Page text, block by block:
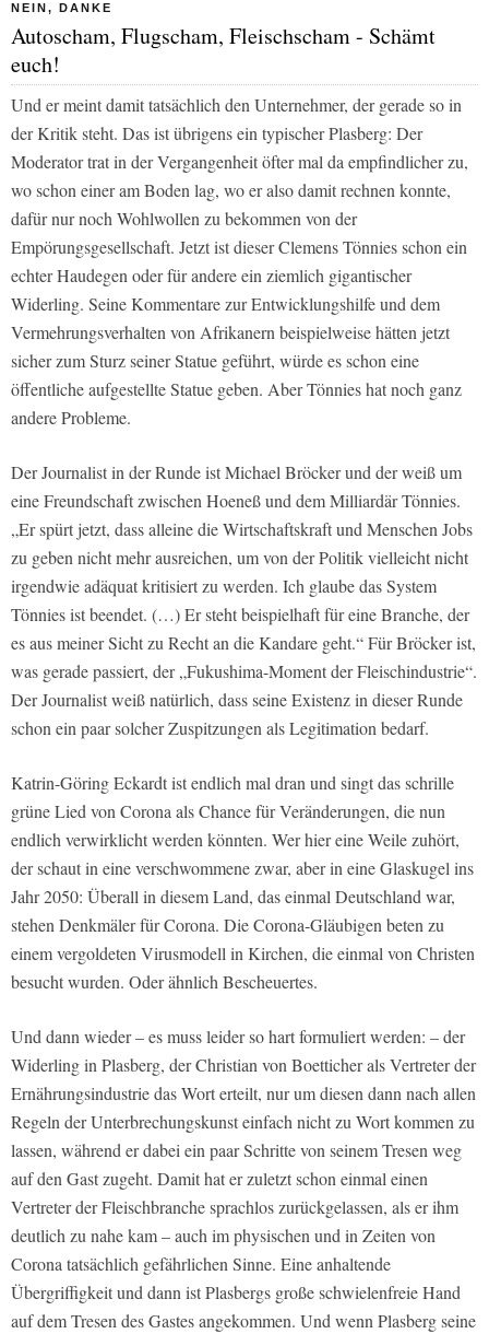
NEIN, DANKE
Autoscham, Flugscham, Fleischscham - Schämt
euch!
Und er meint damit tatsächlich den Unternehmer, der gerade so in
der Kritik steht. Das ist übrigens ein typischer Plasberg: Der
Moderator trat in der Vergangenheit öfter mal da empfindlicher zu,
wo schon einer am Boden lag, wo er also damit rechnen konnte,
dafür nur noch Wohlwollen zu bekommen von der
Empörungsgesellschaft. Jetzt ist dieser Clemens Tönnies schon ein
echter Haudegen oder für andere ein ziemlich gigantischer
Widerling. Seine Kommentare zur Entwicklungshilfe und dem
Vermehrungsverhalten von Afrikanern beispielweise hätten jetzt
sicher zum Sturz seiner Statue geführt, würde es schon eine
öffentliche aufgestellte Statue geben. Aber Tönnies hat noch ganz
andere Probleme.
Der Journalist in der Runde ist Michael Bröcker und der weiß um
eine Freundschaft zwischen Hoeneß und dem Milliardär Tönnies.
„Er spürt jetzt, dass alleine die Wirtschaftskraft und Menschen Jobs
zu geben nicht mehr ausreichen, um von der Politik vielleicht nicht
irgendwie adäquat kritisiert zu werden. Ich glaube das System
Tönnies ist beendet. (…) Er steht beispielhaft für eine Branche, der
es aus meiner Sicht zu Recht an die Kandare geht.“ Für Bröcker ist,
was gerade passiert, der „Fukushima-Moment der Fleischindustrie“.
Der Journalist weiß natürlich, dass seine Existenz in dieser Runde
schon ein paar solcher Zuspitzungen als Legitimation bedarf.
Katrin-Göring Eckardt ist endlich mal dran und singt das schrille
grüne Lied von Corona als Chance für Veränderungen, die nun
endlich verwirklicht werden könnten. Wer hier eine Weile zuhört,
der schaut in eine verschwommene zwar, aber in eine Glaskugel ins
Jahr 2050: Überall in diesem Land, das einmal Deutschland war,
stehen Denkmäler für Corona. Die Corona-Gläubigen beten zu
einem vergoldeten Virusmodell in Kirchen, die einmal von Christen
besucht wurden. Oder ähnlich Bescheuertes.
Und dann wieder – es muss leider so hart formuliert werden: – der
Widerling in Plasberg, der Christian von Boetticher als Vertreter der
Ernährungsindustrie das Wort erteilt, nur um diesen dann nach allen
Regeln der Unterbrechungskunst einfach nicht zu Wort kommen zu
lassen, während er dabei ein paar Schritte von seinem Tresen weg
auf den Gast zugeht. Damit hat er zuletzt schon einmal einen
Vertreter der Fleischbranche sprachlos zurückgelassen, als er ihm
deutlich zu nahe kam – auch im physischen und in Zeiten von
Corona tatsächlich gefährlichen Sinne. Eine anhaltende
Übergriffigkeit und dann ist Plasbergs große schwielenfreie Hand
auf dem Tresen des Gastes angekommen. Und wenn Plasberg seine